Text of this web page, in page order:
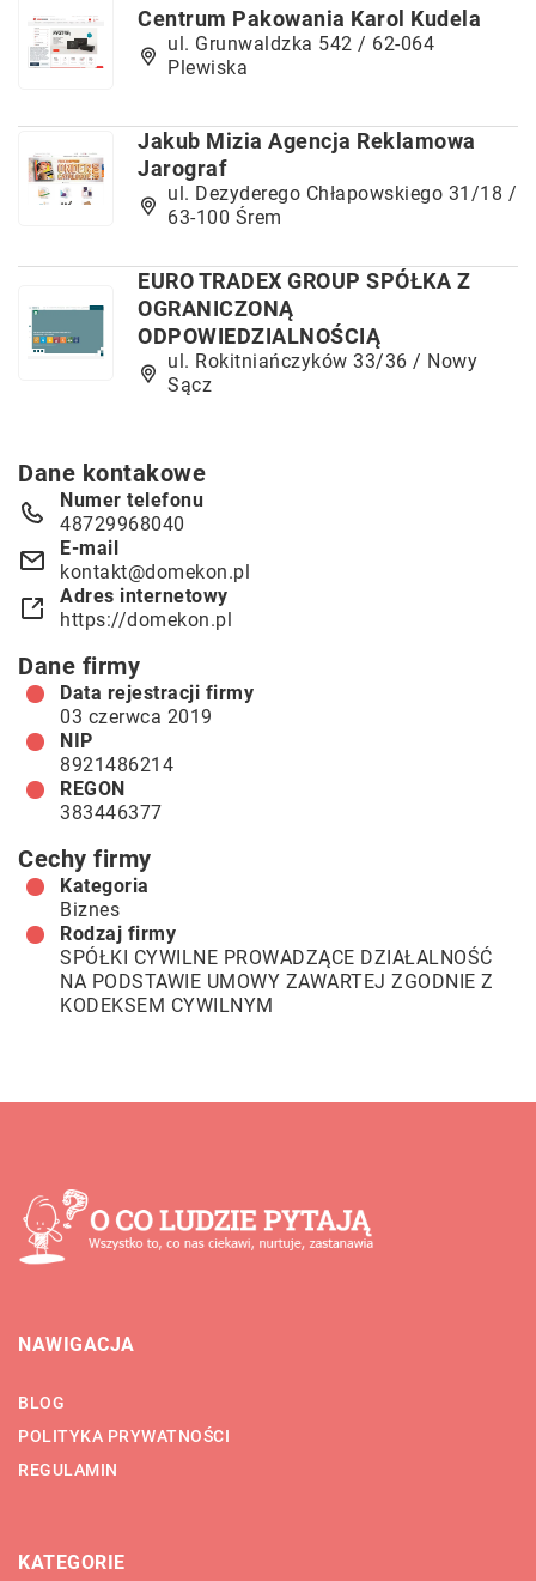
Centrum Pakowania Karol Kudela
ul. Grunwaldzka 542 / 62-064
Plewiska
Jakub Mizia Agencja Reklamowa
Jarograf
ul. Dezyderego Chłapowskiego 31/18 /
63-100 Śrem
EURO TRADEX GROUP SPÓŁKA Z
OGRANICZONĄ
ODPOWIEDZIALNOŚCIĄ
ul. Rokitniańczyków 33/36 / Nowy
Sącz
Dane kontakowe
Numer telefonu
48729968040
E-mail
kontakt@domekon.pl
Adres internetowy
https://domekon.pl
Dane firmy
Data rejestracji firmy
03 czerwca 2019
NIP
8921486214
REGON
383446377
Cechy firmy
Kategoria
Biznes
Rodzaj firmy
SPÓŁKI CYWILNE PROWADZĄCE DZIAŁALNOŚĆ
NA PODSTAWIE UMOWY ZAWARTEJ ZGODNIE Z
KODEKSEM CYWILNYM
NAWIGACJA
BLOG
POLITYKA PRYWATNOŚCI
REGULAMIN
KATEGORIE